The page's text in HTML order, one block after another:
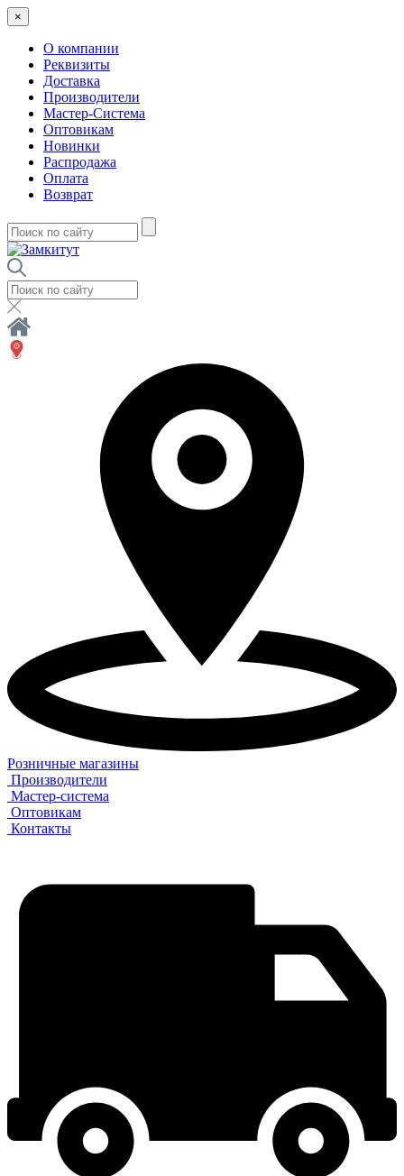
×
О компании
Реквизиты
Доставка
Производители
Мастер-Система
Оптовикам
Новинки
Распродажа
Оплата
Возврат
Розничные магазины
Производители
Мастер-система
Оптовикам
Контакты